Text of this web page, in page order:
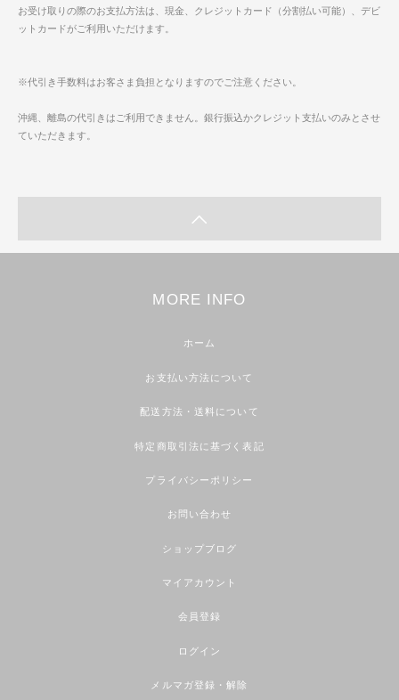
お受け取りの際のお支払方法は、現金、クレジットカード（分割払い可能）、デビ
ットカードがご利用いただけます。
※代引き手数料はお客さま負担となりますのでご注意ください。
沖縄、離島の代引きはご利用できません。銀行振込かクレジット支払いのみとさせ
ていただきます。
MORE INFO
ホーム
お支払い方法について
配送方法・送料について
特定商取引法に基づく表記
プライバシーポリシー
お問い合わせ
ショップブログ
マイアカウント
会員登録
ログイン
メルマガ登録・解除